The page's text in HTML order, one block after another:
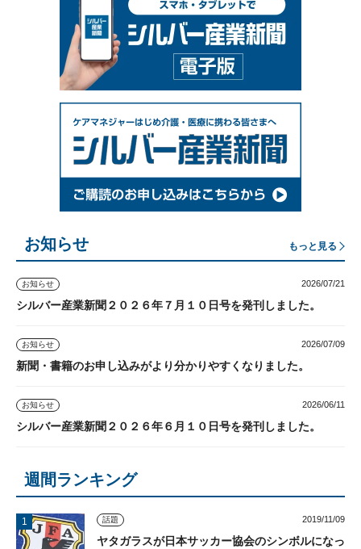
お知らせ もっと見る
お知らせ 2026/07/21
シルバー産業新聞２０２６年７月１０日号を発刊しました。
お知らせ 2026/07/09
新聞・書籍のお申し込みがより分かりやすくなりました。
お知らせ 2026/06/11
シルバー産業新聞２０２６年６月１０日号を発刊しました。
週間ランキング
話題 2019/11/09
ヤタガラスが日本サッカー協会のシンボルになっ